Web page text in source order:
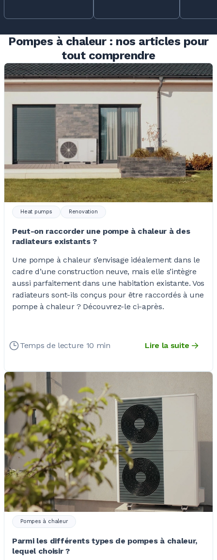
Pompes à chaleur : nos articles pour
tout comprendre
Heat pumps Renovation
Peut-on raccorder une pompe à chaleur à des
radiateurs existants ?
Une pompe à chaleur s’envisage idéalement dans le
cadre d’une construction neuve, mais elle s’intègre
aussi parfaitement dans une habitation existante. Vos
radiateurs sont-ils conçus pour être raccordés à une
pompe à chaleur ? Découvrez-le ci-après.
Temps de lecture 10 min Lire la suite
Pompes à chaleur
Parmi les différents types de pompes à chaleur,
lequel choisir ?